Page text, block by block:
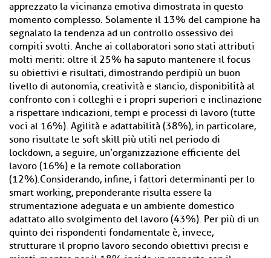
apprezzato la vicinanza emotiva dimostrata in questo
momento complesso. Solamente il 13% del campione ha
segnalato la tendenza ad un controllo ossessivo dei
compiti svolti. Anche ai collaboratori sono stati attributi
molti meriti: oltre il 25% ha saputo mantenere il focus
su obiettivi e risultati, dimostrando perdipiù un buon
livello di autonomia, creatività e slancio, disponibilità al
confronto con i colleghi e i propri superiori e inclinazione
a rispettare indicazioni, tempi e processi di lavoro (tutte
voci al 16%). Agilità e adattabilità (38%), in particolare,
sono risultate le soft skill più utili nel periodo di
lockdown, a seguire, un’organizzazione efficiente del
lavoro (16%) e la remote collaboration
(12%).Considerando, infine, i fattori determinanti per lo
smart working, preponderante risulta essere la
strumentazione adeguata e un ambiente domestico
adattato allo svolgimento del lavoro (43%). Per più di un
quinto dei rispondenti fondamentale è, invece,
strutturare il proprio lavoro secondo obiettivi precisi e